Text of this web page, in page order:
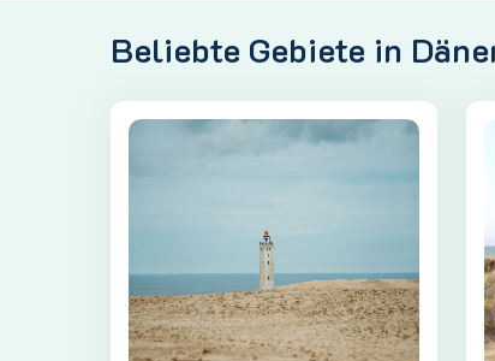
Beliebte Gebiete in